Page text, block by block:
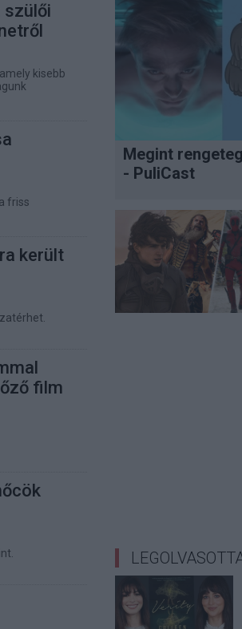
szülői
kisebb
friss
került
film
Megint
- PuliCast